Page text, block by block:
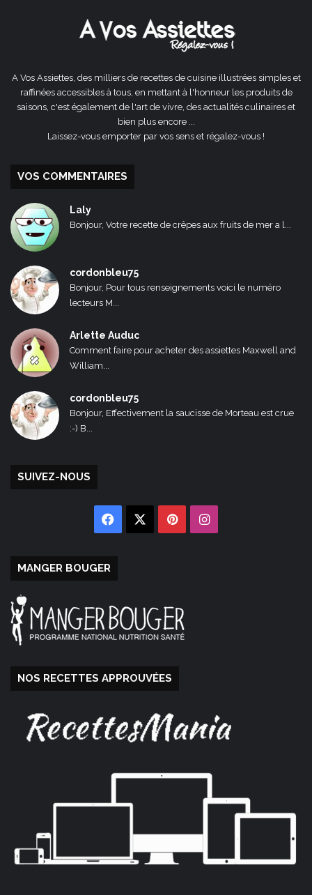
A Vos Assiettes, des milliers de recettes de cuisine illustrées simples et
raffinées accessibles à tous, en mettant à l'honneur les produits de
saisons, c'est également de l'art de vivre, des actualités culinaires et
bien plus encore ...
Laissez-vous emporter par vos sens et régalez-vous !
VOS COMMENTAIRES
Laly
Bonjour, Votre recette de crêpes aux fruits de mer a l...
cordonbleu75
Bonjour, Pour tous renseignements voici le numéro
lecteurs M...
Arlette Auduc
Comment faire pour acheter des assiettes Maxwell and
William...
cordonbleu75
Bonjour, Effectivement la saucisse de Morteau est crue
:-) B...
SUIVEZ-NOUS
Facebook PinterestInstagram
MANGER BOUGER
NOS RECETTES APPROUVÉES